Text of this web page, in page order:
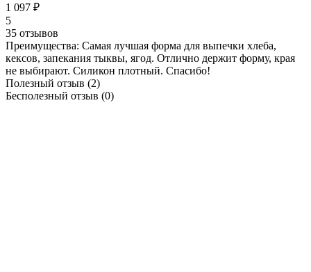
1 097 ₽
5
35 отзывов
Преимущества: Самая лучшая форма для выпечки хлеба,
кексов, запекания тыквы, ягод. Отлично держит форму, края
не выбирают. Силикон плотный. Спасибо!
Полезный отзыв (2)
Бесполезный отзыв (0)